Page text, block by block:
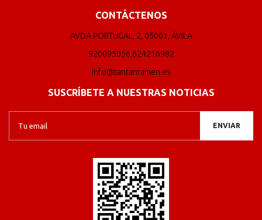
CONTÁCTENOS
AVDA PORTUGAL, 2, 05001, ÁVILA
920095056,624216982
info@tantanramen.es
SUSCRÍBETE A NUESTRAS NOTICIAS
ENVIAR